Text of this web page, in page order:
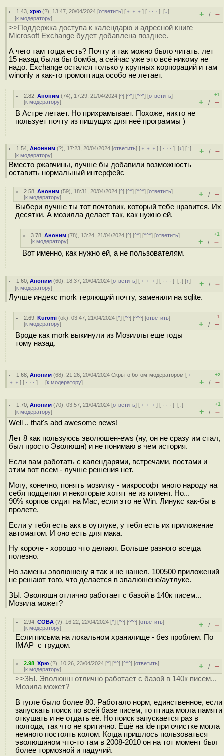
1.43 ,хрю (?), 13:47, 20/04/2024 [ответить] [ ﹢﹢﹢] [ · · ·][↓]
[к модератору] + / –
>>Поддержка доступа к календарю и адресной книге
Microsoft Exchange будет добавлена позднее.
А чего там тогда есть? Почту и так можно было читать. лет
15 назад была бы бомба, а сейчас уже это всё никому не
надо. Exchange остался только у крупных корпораций и там
winonly и как-то громоптица особо не летает.
2.82 ,Аноним (74), 17:29, 21/04/2024 [^] [^^] [^^^] [ответить]
[к модератору]
+1
+ / –
В Астре летает. Но прихрамывает. Похоже, никто не
пользует почту из пишущих для неё программы )
1.54 ,Анонним (?), 17:23, 20/04/2024 [ответить] [ ﹢﹢﹢] [ · · ·][↓] [↑]
[к модератору] + / –
Вместо ржавчины, лучше бы добавили возможность
оставить нормальный интерфейс
2.58 ,Аноним (59), 18:31, 20/04/2024 [^] [^^] [^^^] [ответить]
[к модератору] + / –
Выбери лучше ты тот почтовик, который тебе нравится. Их
десятки. А мозилла делает так, как нужно ей.
3.78 ,Аноним (78), 13:24, 21/04/2024 [^] [^^] [^^^] [ответить]
[к модератору]
+1
+ / –
Вот именно, как нужно ей, а не пользователям.
1.60 ,Аноним (60), 18:37, 20/04/2024 [ответить] [ ﹢﹢﹢] [ · · ·][↓] [↑]
[к модератору] + / –
Лучше индекс mork теряющий почту, заменили на sqlite.
2.69 ,Kuromi (ok), 03:47, 21/04/2024 [^] [^^] [^^^] [ответить]
[к модератору]
–1
+ / –
Вроде как mork выкинули из Мозиллы еще годы
тому назад.
1.68 ,Аноним (68), 21:26, 20/04/2024Скрыто ботом-модератором [ ﹢
﹢﹢ ] [ · · · ] [к модератору]
+2
+ / –
1.70 ,Аноним (70), 03:57, 21/04/2024 [ответить] [ ﹢﹢﹢] [ · · ·][↓]
[к модератору]
+1
+ / –
Well .. that's abd awesome news!
Лет 8 как пользуюсь эволюшен-ews (ну, он не сразу им стал,
был просто Эволюшн) и не понимаю в чем история.
Если вам работать с календарями, встречами, постами и
этим вот всем - лучше решения нет.
Могу, конечно, понять мозилку - микрософт много народу на
себя подцепил и некоторые хотят не из клиент. Но...
90% корпов сидит на Mac, если это не Win. Линукс как-бы в
пролете.
Если у тебя есть акк в оутлуке, у тебя есть их приложение
автоматом. И оно есть для мака.
Ну короче - хорошо что делают. Больше разного всегда
полезно.
Но замены эволюшену я так и не нашел. 100500 приложений
не решают того, что делается в эвалюшене/аутлуке.
ЗЫ. Эволюшн отлично работает с базой в 140к писем...
Мозила может?
2.94 ,COBA (?), 16:22, 22/04/2024 [^] [^^] [^^^] [ответить]
[к модератору] + / –
Если письма на локальном хранилище - без проблем. По
IMAP с трудом.
2.98 ,Хрю (?), 10:26, 23/04/2024 [^] [^^] [^^^] [ответить]
[к модератору] + / –
>>ЗЫ. Эволюшн отлично работает с базой в 140к писем...
Мозила может?
В гугле было более 80. Работало норм, единственное, если
запускать поиск по всей базе писем, то птица могла памяти
откушать и не отдать её. Но поиск запускается раз в
полгода, так что не критично. Ещё на ide при очистке могла
немного постоять колом. Когда пришлось пользоваться
эволюшином что-то там в 2008-2010 он на тот момент был
более тормозной и падучий.